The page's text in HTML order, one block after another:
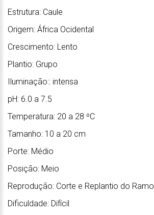
Estrutura: Caule
Origem: África Ocidental
Crescimento: Lento
Plantio: Grupo
Iluminação:: intensa
pH: 6.0 a 7.5
Temperatura: 20 a 28 ºC
Tamanho: 10 a 20 cm
Porte: Médio
Posição: Meio
Reprodução: Corte e Replantio do Ramo
Dificuldade: Difícil